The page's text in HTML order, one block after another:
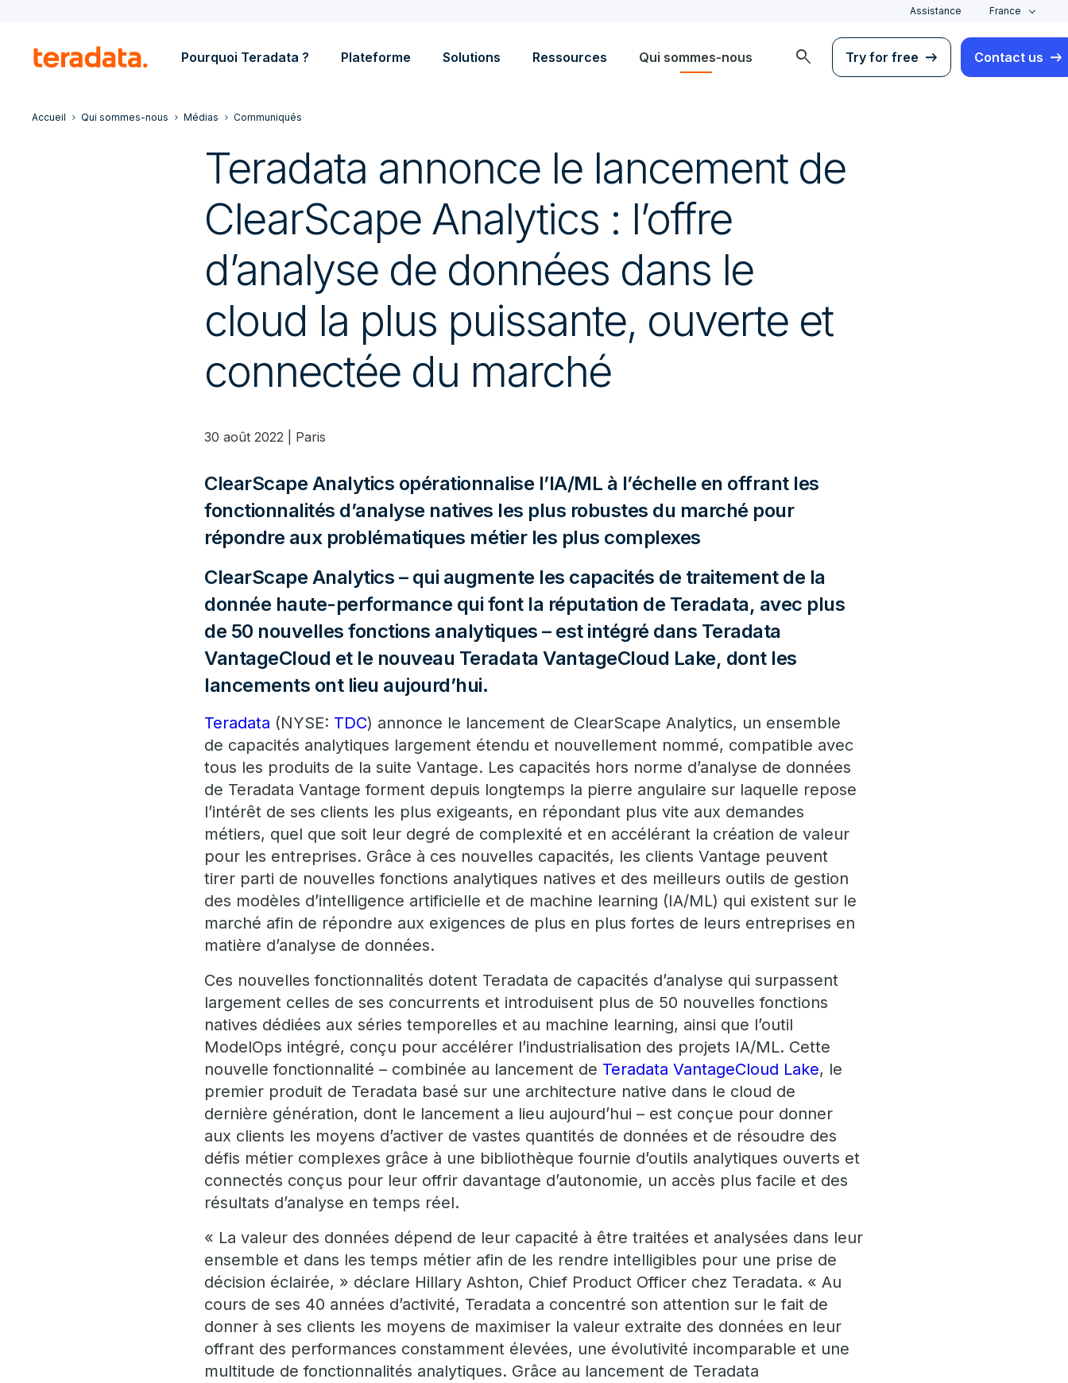
Assistance France
Pourquoi Teradata ? Plateforme Solutions Ressources Qui sommes-nous search Try for free Contact us
Accueil Qui sommes-nous Médias Communiqués
Teradata annonce le lancement de
ClearScape Analytics : l’offre
d’analyse de données dans le
cloud la plus puissante, ouverte et
connectée du marché
30 août 2022 | Paris
ClearScape Analytics opérationnalise l’IA/ML à l’échelle en offrant les
fonctionnalités d’analyse natives les plus robustes du marché pour
répondre aux problématiques métier les plus complexes
ClearScape Analytics – qui augmente les capacités de traitement de la
donnée haute-performance qui font la réputation de Teradata, avec plus
de 50 nouvelles fonctions analytiques – est intégré dans Teradata
VantageCloud et le nouveau Teradata VantageCloud Lake, dont les
lancements ont lieu aujourd’hui.
Teradata (NYSE: TDC) annonce le lancement de ClearScape Analytics, un ensemble
de capacités analytiques largement étendu et nouvellement nommé, compatible avec
tous les produits de la suite Vantage. Les capacités hors norme d’analyse de données
de Teradata Vantage forment depuis longtemps la pierre angulaire sur laquelle repose
l’intérêt de ses clients les plus exigeants, en répondant plus vite aux demandes
métiers, quel que soit leur degré de complexité et en accélérant la création de valeur
pour les entreprises. Grâce à ces nouvelles capacités, les clients Vantage peuvent
tirer parti de nouvelles fonctions analytiques natives et des meilleurs outils de gestion
des modèles d’intelligence artificielle et de machine learning (IA/ML) qui existent sur le
marché afin de répondre aux exigences de plus en plus fortes de leurs entreprises en
matière d’analyse de données.
Ces nouvelles fonctionnalités dotent Teradata de capacités d’analyse qui surpassent
largement celles de ses concurrents et introduisent plus de 50 nouvelles fonctions
natives dédiées aux séries temporelles et au machine learning, ainsi que l’outil
ModelOps intégré, conçu pour accélérer l’industrialisation des projets IA/ML. Cette
nouvelle fonctionnalité – combinée au lancement de Teradata VantageCloud Lake, le
premier produit de Teradata basé sur une architecture native dans le cloud de
dernière génération, dont le lancement a lieu aujourd’hui – est conçue pour donner
aux clients les moyens d’activer de vastes quantités de données et de résoudre des
défis métier complexes grâce à une bibliothèque fournie d’outils analytiques ouverts et
connectés conçus pour leur offrir davantage d’autonomie, un accès plus facile et des
résultats d’analyse en temps réel.
« La valeur des données dépend de leur capacité à être traitées et analysées dans leur
ensemble et dans les temps métier afin de les rendre intelligibles pour une prise de
décision éclairée, » déclare Hillary Ashton, Chief Product Officer chez Teradata. « Au
cours de ses 40 années d’activité, Teradata a concentré son attention sur le fait de
donner à ses clients les moyens de maximiser la valeur extraite des données en leur
offrant des performances constamment élevées, une évolutivité incomparable et une
multitude de fonctionnalités analytiques. Grâce au lancement de Teradata